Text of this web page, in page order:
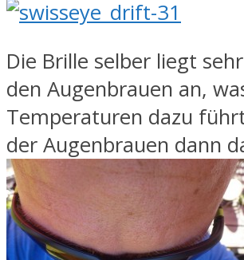
Die Brille selber liegt
den Augenbrauen an,
Temperaturen dazu
der Augenbrauen dann